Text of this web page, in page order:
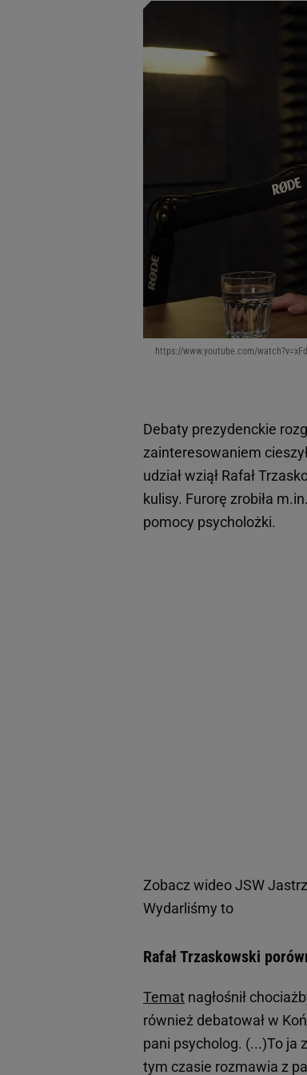
https://www.youtube.com/
Debaty prezydenckie
zainteresowaniem
udział wziął Rafał
kulisy. Furorę zrobiła
pomocy psycholożki.
Zobacz wideoJSW
Wydarliśmy to
Rafał Trzaskowski
Temat nagłośnił
również debatował w
pani psycholog. (...)To ja
tym czasie rozmawia z